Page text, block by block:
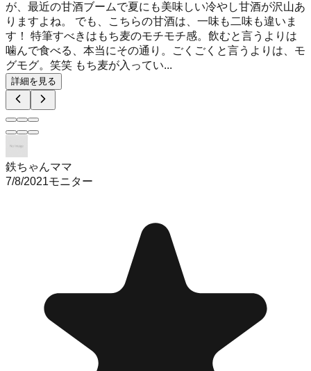
が、最近の甘酒ブームで夏にも美味しい冷やし甘酒が沢山あ
りますよね。 でも、こちらの甘酒は、一味も二味も違いま
す！ 特筆すべきはもち麦のモチモチ感。飲むと言うよりは
噛んで食べる、本当にその通り。ごくごくと言うよりは、モ
グモグ。笑笑 もち麦が入ってい...
詳細を見る
鉄ちゃんママ
7/8/2021モニター